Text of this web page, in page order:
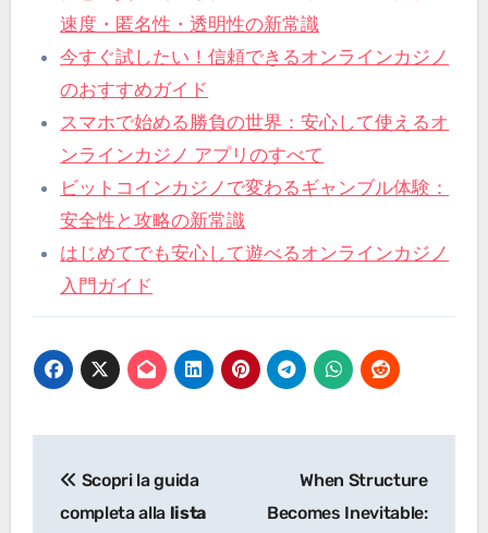
速度・匿名性・透明性の新常識
今すぐ試したい！信頼できるオンラインカジノ
のおすすめガイド
スマホで始める勝負の世界：安心して使えるオ
ンラインカジノ アプリのすべて
ビットコインカジノで変わるギャンブル体験：
安全性と攻略の新常識
はじめてでも安心して遊べるオンラインカジノ
入門ガイド
navigation
Scopri la guida
completa alla lista
When Structure
Becomes Inevitable: